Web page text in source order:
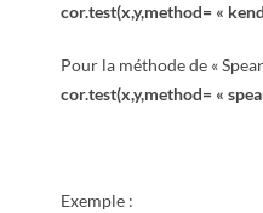
cor.test(x,y,method= «
Pour la méthode de «
cor.test(x,y,method= «
Exemple :